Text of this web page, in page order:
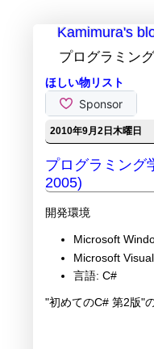
Kamimura's
プログラミン
ほしい物リスト
2010年9月2日木曜日
プログラミング
2005)
開発環境
Microsoft
Microsoft
言語: C#
"初めてのC# 第2版"